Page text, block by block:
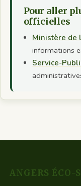
Pour aller
officielles
Ministère de
informations
Service-
ANGERS ÉCO-